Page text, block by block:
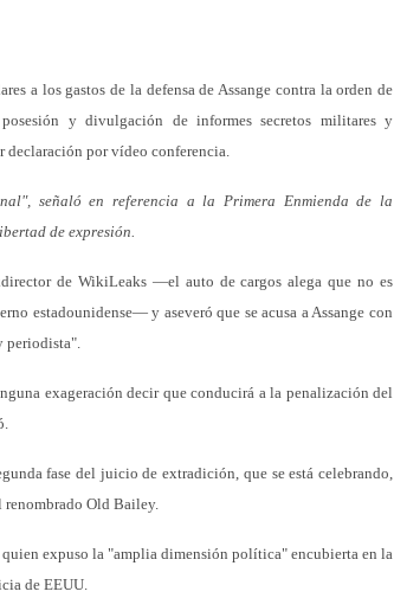
a los gastos de la defensa de Assange contra la orden de
y divulgación de informes secretos militares y
declaración por vídeo conferencia.
señaló en referencia a la Primera Enmienda de la
de expresión.
de WikiLeaks —el auto de cargos alega que no es
estadounidense— y aseveró que se acusa a Assange con
periodista".
exageración decir que conducirá a la penalización del
fase del juicio de extradición, que se está celebrando,
renombrado Old Bailey.
expuso la "amplia dimensión política" encubierta en la
de EEUU.